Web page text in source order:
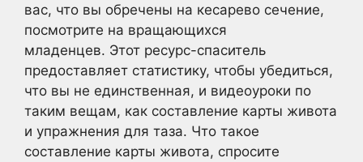
вас, что вы обречены на кесарево сечение,
посмотрите на вращающихся
младенцев. Этот ресурс-спаситель
предоставляет статистику, чтобы убедиться,
что вы не единственная, и видеоуроки по
таким вещам, как составление карты живота
и упражнения для таза. Что такое
составление карты живота, спросите